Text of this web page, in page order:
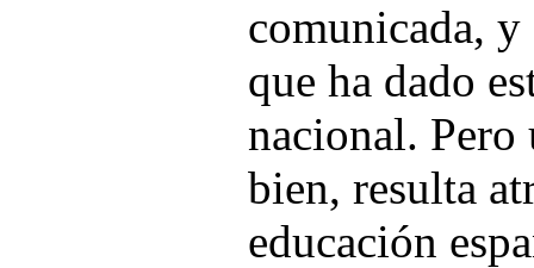
comunicada,
que ha dado
nacional. Pero
bien, resulta
educación